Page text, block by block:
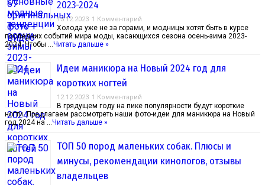
2023-2024
13.12.2023 1 Комментарий
Холода уже не за горами, и модницы хотят быть в курсе
последних событий мира моды, касающихся сезона осень-зима 2023-
2024. Чтобы … Читать дальше »
Идеи маникюра на Новый 2024 год для
коротких ногтей
12.12.2023 1 Комментарий
В грядущем году на пике популярности будут короткие
ногти. Предлагаем рассмотреть наши фото-идеи для маникюра на Новый
год 2024 на … Читать дальше »
ТОП 50 пород маленьких собак. Плюсы и
минусы, рекомендации кинологов, отзывы
владельцев